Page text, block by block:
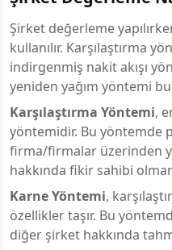
Şirket değerleme
kullanılır. Karşılaştırma
indirgenmiş nakit akışı
yeniden yağım yöntemi
Karşılaştırma Yöntemi,
yöntemidir. Bu yöntemde
firma/firmalar üzerinden
hakkında fikir sahibi
Karne Yöntemi,
özellikler taşır. Bu
diğer şirket hakkında